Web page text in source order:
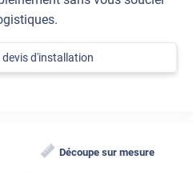
devis d'installation
Découpe sur mesure